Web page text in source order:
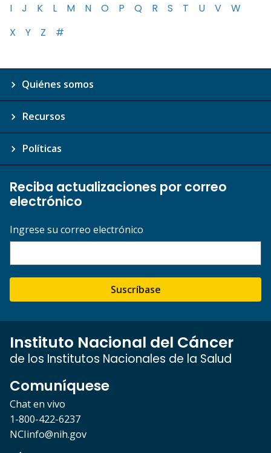
I
J K L M N O P Q R S T U V
W
X
Y Z #
Quiénes somos
Recursos
Políticas
Reciba actualizaciones por correo
electrónico
Ingrese su correo electrónico
Suscríbase
Instituto Nacional del Cáncer
de los Institutos Nacionales de la Salud
Comuníquese
Chat en vivo
1-800-422-6237
NCIinfo@nih.gov